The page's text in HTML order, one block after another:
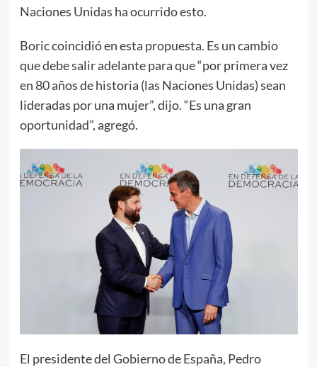
Naciones Unidas ha ocurrido esto.
Boric coincidió en esta propuesta. Es un cambio
que debe salir adelante para que “por primera vez
en 80 años de historia (las Naciones Unidas) sean
lideradas por una mujer”, dijo. “Es una gran
oportunidad”, agregó.
El presidente del Gobierno de España, Pedro